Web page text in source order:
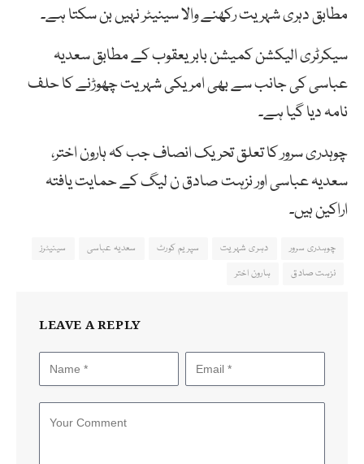
مطابق دہری شہریت رکھنے والا سینیٹر نہیں بن سکتا ہے۔
سیکرٹری الیکشن کمیشن بابر یعقوب کے مطابق سعدیہ
عباسی کی جانب سے بھی امریکی شہریت چھوڑنے کا حلف
نامہ دیا گیا ہے۔
چوہدری سرور کا تعلق تحریک انصاف جب کہ ہارون اختر،
سعدیہ عباسی اور نزہت صادق ن لیگ کے حمایت یافتہ
اراکین ہیں۔
چوہدری سرور دہری شہریت سپریم کورٹ سعدیہ عباسی
سینیٹرز
نزہت صادق
ہارون اختر
LEAVE A REPLY